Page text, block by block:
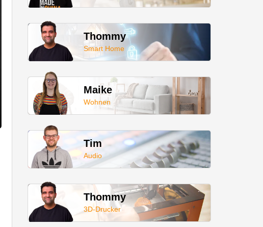
Thommy
Smart Home
Maike
Wohnen
Tim
Audio
Thommy
3D-Drucker